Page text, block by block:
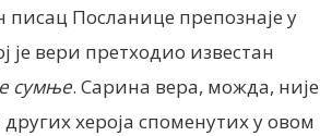
писац Посланице препознаје у
је вери претходио известан
сумње. Сарина вера, можда, није
хероја споменутих у овом